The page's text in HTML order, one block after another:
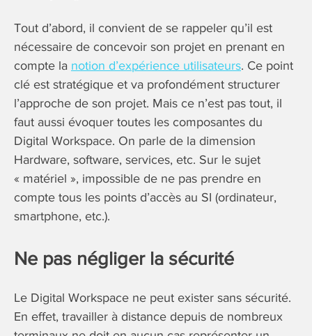
Tout d’abord, il convient de se rappeler qu’il est
nécessaire de concevoir son projet en prenant en
compte la notion d’expérience utilisateurs. Ce point
clé est stratégique et va profondément structurer
l’approche de son projet. Mais ce n’est pas tout, il
faut aussi évoquer toutes les composantes du
Digital Workspace. On parle de la dimension
Hardware, software, services, etc. Sur le sujet
« matériel », impossible de ne pas prendre en
compte tous les points d’accès au SI (ordinateur,
smartphone, etc.).
Ne pas négliger la sécurité
Le Digital Workspace ne peut exister sans sécurité.
En effet, travailler à distance depuis de nombreux